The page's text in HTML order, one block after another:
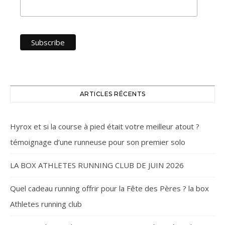
ARTICLES RÉCENTS
Hyrox et si la course à pied était votre meilleur atout ?
témoignage d’une runneuse pour son premier solo
LA BOX ATHLETES RUNNING CLUB DE JUIN 2026
Quel cadeau running offrir pour la Fête des Pères ? la box
Athletes running club